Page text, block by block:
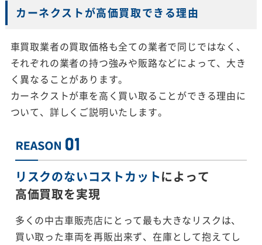
カーネクストが高価買取できる理由
車買取業者の買取価格も全ての業者で同じではなく、
それぞれの業者の持つ強みや販路などによって、大き
く異なることがあります。
カーネクストが車を高く買い取ることができる理由に
ついて、詳しくご説明いたします。
リスクのないコストカットによって
高価買取を実現
多くの中古車販売店にとって最も大きなリスクは、
買い取った車両を再販出来ず、在庫として抱えてし